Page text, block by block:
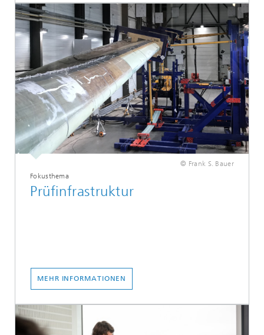
© Frank S. Bauer
Fokusthema
Prüfinfrastruktur
MEHR INFORMATIONEN